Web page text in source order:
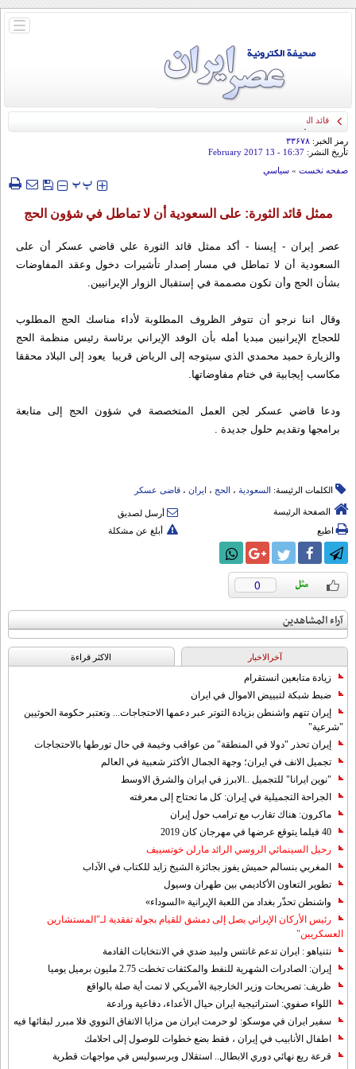
باز
قائد الحرس الثوري: إيران ستدمر أمريكا وإسرائيل والسعودية إذا تجاوزت خطوط طهران
الحمراء
رمز الخبر: ۳۳۶۷۸
تأريخ النشر: 16:37
- 13 February 2017
صفحه نخست » سياسي
‍‍‍ پپ
ممثل قائد الثورة: على السعودية أن لا تماطل في شؤون الحج
عصر إيران - إيسنا - أکد ممثل قائد الثورة علي قاضي عسکر أن علی
السعودیة أن لا تماطل في مسار إصدار تأشیرات دخول وعقد المفاوضات
بشأن الحج وأن تکون مصممة في إستقبال الزوار الإيرانيين.
وقال اننا نرجو أن تتوفر الظروف المطلوبة لأداء مناسك الحج المطلوب
للحجاج الإيرانيين مبدیا أمله بأن الوفد الإيراني برئاسة رئیس منظمة الحج
والزیارة حمید محمدي الذي سیتوجه إلی الریاض قریبا یعود إلی البلاد محققا
مکاسب إیجابیة في ختام مفاوضاتها.
ودعا قاضي عسکر لجن العمل المتخصصة في شؤون الحج إلی متابعة
برامجها وتقدیم حلول جدیدة .
الكلمات الرئيسة: السعودیة ، الحج ، ایران ، قاضی عسکر
الصفحة الرئيسة
أرسل لصديق
اطبع
أبلغ عن مشكلة
0
آراء المشاهدين
آخرالاخبار الاکثر قراءة
زيادة متابعين انستقرام
ضبط شبكة لتبييض الاموال في ايران
إيران تتهم واشنطن بزيادة التوتر عبر دعمها الاحتجاجات... وتعتبر حكومة الحوثيين
"شرعية"
إيران تحذر "دولا في المنطقة" من عواقب وخيمة في حال تورطها بالاحتجاجات
تجميل الانف في ايران؛ وجهة الجمال الأكثر شعبية في العالم
"نوين ايرانا" للتجميل ..الابرز في ايران والشرق الاوسط
الجراحة التجميلية في إيران: كل ما تحتاج إلى معرفته
ماكرون: هناك تقارب مع ترامب حول إيران
40 فيلما يتوقع عرضها في مهرجان كان 2019
رحيل السينمائي الروسي الرائد مارلن خوتسييف
المغربي بنسالم حميش يفوز بجائزة الشيخ زايد للكتاب في الآداب
تطوير التعاون الأكاديمي بين طهران وسيول
واشنطن تحذّر بغداد من اللعبة الإيرانية «السوداء»
رئيس الأركان الإيراني يصل إلى دمشق للقيام بجولة تفقدية لـ"المستشارين
العسكريين"
نتنياهو : ايران تدعم غانتس ولبيد ضدي في الانتخابات القادمة
إيران: الصادرات الشهریة للنفط والمكثفات تخطت 2.75 مليون برميل يوميا
ظريف: تصريحات وزير الخارجية الأمريكي لا تمت أية صلة بالواقع
اللواء صفوي: استراتيجية ايران حيال الأعداء، دفاعية ورادعة
سفير ايران في موسكو: لو حرمت ايران من مزايا الاتفاق النووي فلا مبرر لبقائها فيه
اطفال الأنابيب في إيران ، فقط بضع خطوات للوصول إلى احلامك
قرعة ربع نهائي دوري الابطال.. استقلال وبرسبوليس في مواجهات قطرية